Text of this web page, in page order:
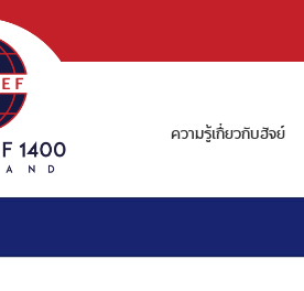
ความรู้เกี่ยวกับฮัจย์